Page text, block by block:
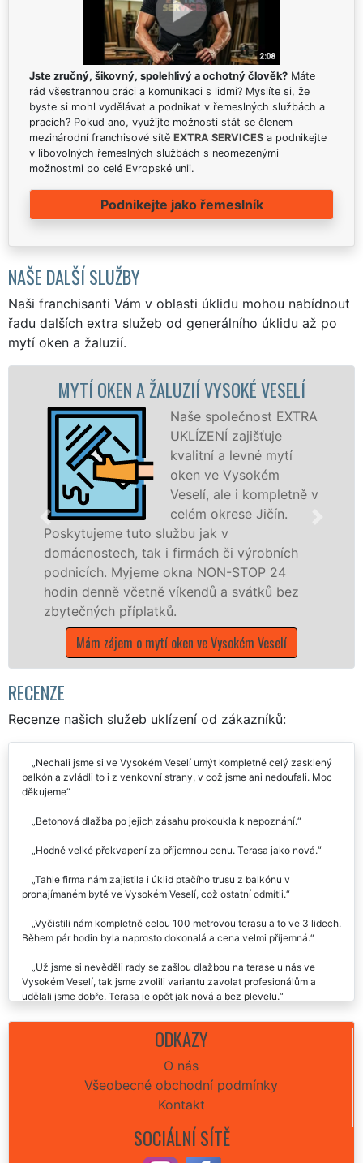
Jste zručný, šikovný, spolehlivý a ochotný člověk? Máte
rád všestrannou práci a komunikaci s lidmi? Myslíte si, že
byste si mohl vydělávat a podnikat v řemeslných službách a
pracích? Pokud ano, využijte možnosti stát se členem
mezinárodní franchisové sítě EXTRA SERVICES a podnikejte
v libovolných řemeslných službách s neomezenými
možnostmi po celé Evropské unii.
Podnikejte jako řemeslník
NAŠE DALŠÍ SLUŽBY
Naši franchisanti Vám v oblasti úklidu mohou nabídnout
řadu dalších extra služeb od generálního úklidu až po
mytí oken a žaluzií.
MYTÍ OKENNÍCH RÁMŮ A DVEŘÍ
VESELÍ
Zajišťujeme ve
Veselí a okolí
profesionální mytí
okenních rámů, ale i
dveří, a to ať se
dřevěná okna a dveře. Poskytujeme
kompletní a kvalitní servis mytí po celém
okrese Jičín prostřednictvím
poboček sítě EXTRA UKLÍZENÍ, a to i o
víkendech a během státních svátků.
Mám zájem o mytí okenních rámů a dveří ve
RECENZE
Recenze našich služeb uklízení od zákazníků:
balkón a zvládli to i z venkovní strany, v což jsme ani nedoufali. Moc
Hodně velké překvapení za příjemnou cenu. Terasa jako nová.
Tahle firma nám zajistila i úklid ptačího trusu z balkónu v
pronajímaném bytě ve Vysokém Veselí, což ostatní odmítli.
Vyčistili nám kompletně celou 100 metrovou terasu a to ve 3 lidech.
Během pár hodin byla naprosto dokonalá a cena velmi příjemná.
Vysokém Veselí, tak jsme zvolili variantu zavolat profesionálům a
udělali jsme dobře. Terasa je opět jak nová a bez plevelu.
ODKAZY
O nás
Všeobecné obchodní podmínky
Kontakt